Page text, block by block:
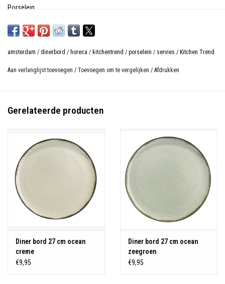
Porselein
amsterdam / dinerbord / horeca / kitchentrend / porselein / servies / Kitchen Trend
Aan verlanglijst toevoegen / Toevoegen om te vergelijken / Afdrukken
Gerelateerde producten
Diner bord 27 cm ocean
creme
€9,95
Diner bord 27 cm ocean
zeegroen
€9,95